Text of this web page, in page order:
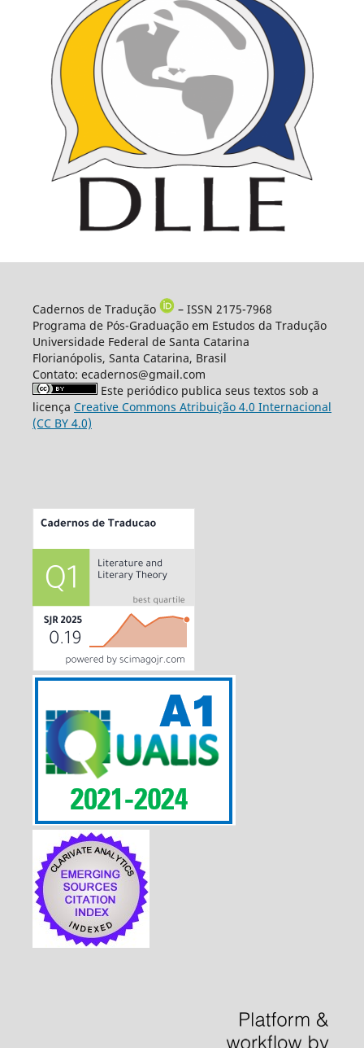
Cadernos de Tradução
– ISSN 2175-7968
Programa de Pós-Graduação em Estudos da Tradução
Universidade Federal de Santa Catarina
Florianópolis, Santa Catarina, Brasil
Contato: ecadernos@gmail.com
Este periódico publica seus textos sob a
licença Creative Commons Atribuição 4.0 Internacional
(CC BY 4.0)